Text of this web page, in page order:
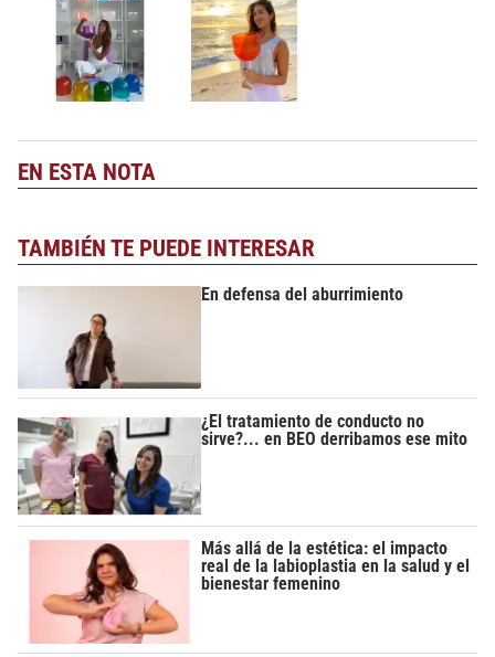
EN ESTA NOTA
TAMBIÉN TE PUEDE INTERESAR
En defensa del aburrimiento
¿El tratamiento de conducto no
sirve?... en BEO derribamos ese mito
Más allá de la estética: el impacto
real de la labioplastia en la salud y el
bienestar femenino